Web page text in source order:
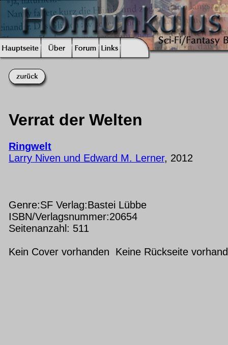
Verrat der Welten
Ringwelt
Larry Niven und Edward M. Lerner, 2012
Genre:SF Verlag:Bastei Lübbe
ISBN/Verlagsnummer:20654
Seitenanzahl: 511
Kein Cover vorhanden Keine Rückseite